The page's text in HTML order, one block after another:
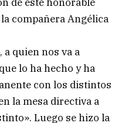
compañera Angélica
quien nos va a
lo ha hecho y ha
con los distintos
la mesa directiva a
Luego se hizo la